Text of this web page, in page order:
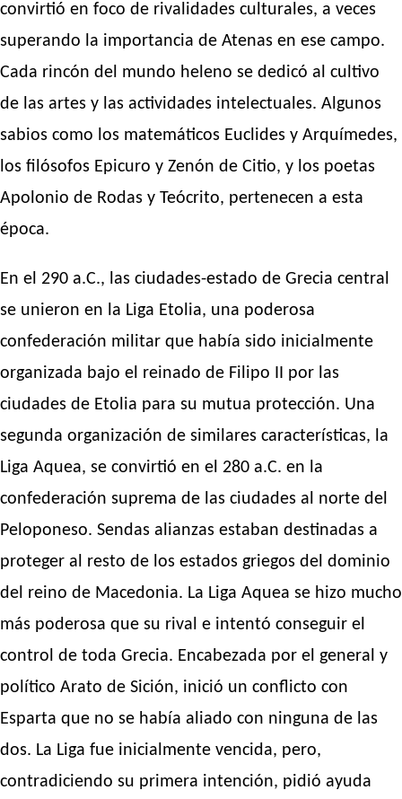
convirtió en foco de rivalidades culturales, a veces
superando la importancia de Atenas en ese campo.
Cada rincón del mundo heleno se dedicó al cultivo
de las artes y las actividades intelectuales. Algunos
sabios como los matemáticos Euclides y Arquímedes,
los filósofos Epicuro y Zenón de Citio, y los poetas
Apolonio de Rodas y Teócrito, pertenecen a esta
época.
En el 290 a.C., las ciudades-estado de Grecia central
se unieron en la Liga Etolia, una poderosa
confederación militar que había sido inicialmente
organizada bajo el reinado de Filipo II por las
ciudades de Etolia para su mutua protección. Una
segunda organización de similares características, la
Liga Aquea, se convirtió en el 280 a.C. en la
confederación suprema de las ciudades al norte del
Peloponeso. Sendas alianzas estaban destinadas a
proteger al resto de los estados griegos del dominio
del reino de Macedonia. La Liga Aquea se hizo mucho
más poderosa que su rival e intentó conseguir el
control de toda Grecia. Encabezada por el general y
político Arato de Sición, inició un conflicto con
Esparta que no se había aliado con ninguna de las
dos. La Liga fue inicialmente vencida, pero,
contradiciendo su primera intención, pidió ayuda